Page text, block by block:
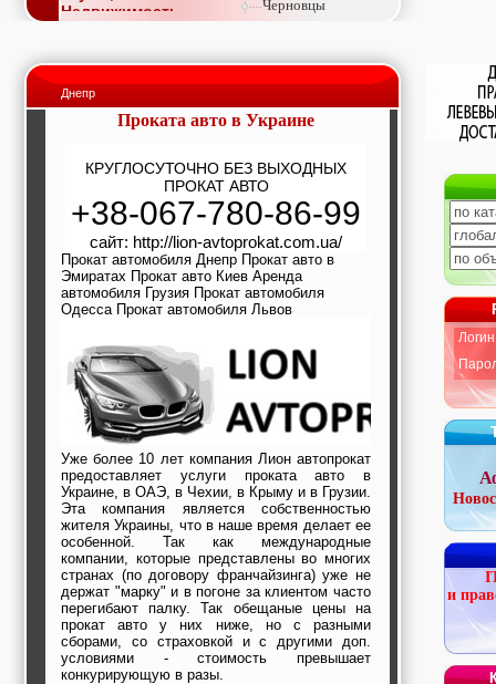
Недвижимость,
Окна, стекло,
витражи, входные
группы, двери,
светопразрачные
курсы, обучение,
тренинги, семинары,
повышение
квалификации
Промышленное
оборудование:
заводы, предприятия,
фабрики, легкая
промышленность,
Развлечения и
активный отдых:
спортклубы, фитнес,
бильярд, боулинг,
кино, спорттовары,
экстим
Строительство и
ремонт: проектные
работы,
строительные и
отделочные
материалы,
строительные
машины и техника,
все для
коммуникаций
Туризм, отдых,
путешествия,
авиакомпании, ж/д
Черновцы
Днепр
Проката авто в Украине
КРУГЛОСУТОЧНО БЕЗ ВЫХОДНЫХ
ПРОКАТ АВТО
+38-067-780-86-99
сайт: http://lion-avtoprokat.com.ua/
Прокат автомобиля Днепр Прокат авто в
Эмиратах Прокат авто Киев Аренда
автомобиля Грузия Прокат автомобиля
Одесса Прокат автомобиля Львов
Уже более 10 лет компания Лион автопрокат
предоставляет услуги проката авто в
Украине, в ОАЭ, в Чехии, в Крыму и в Грузии.
Эта компания является собственностью
жителя Украины, что в наше время делает ее
особенной. Так как международные
компании, которые представлены во многих
странах (по договору франчайзинга) уже не
держат "марку" и в погоне за клиентом часто
перегибают палку. Так обещаные цены на
прокат авто у них ниже, но с разными
сборами, со страховкой и с другими доп.
условиями - стоимость превышает
конкурирующую в разы.
и